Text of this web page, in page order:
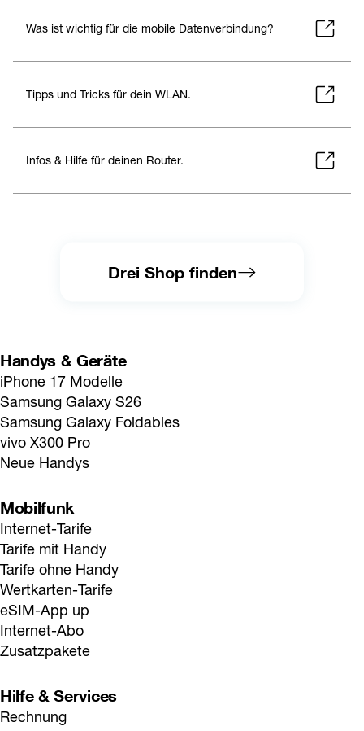
Was ist wichtig für die mobile Datenverbindung?
Tipps und Tricks für dein WLAN.
Infos & Hilfe für deinen Router.
Drei Shop finden
Handys & Geräte
iPhone 17 Modelle
Samsung Galaxy S26
Samsung Galaxy Foldables
vivo X300 Pro
Neue Handys
Mobilfunk
Internet-Tarife
Tarife mit Handy
Tarife ohne Handy
Wertkarten-Tarife
eSIM-App up
Internet-Abo
Zusatzpakete
Hilfe & Services
Rechnung